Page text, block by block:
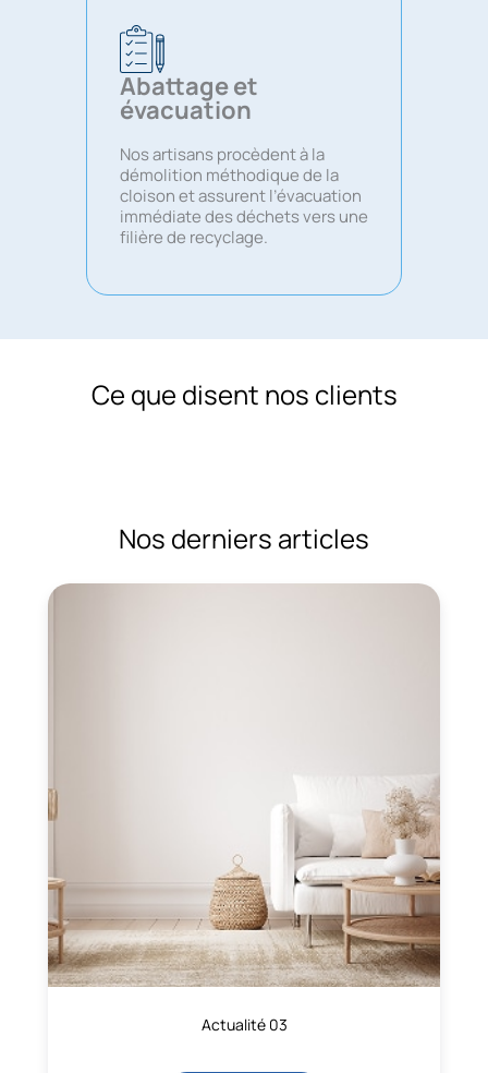
Abattage et
évacuation
Nos artisans procèdent à la
démolition méthodique de la
cloison et assurent l’évacuation
immédiate des déchets vers une
filière de recyclage.
Ce que disent nos clients
Nos derniers articles
Actualité 03